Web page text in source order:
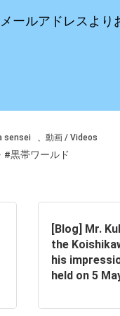
ールアドレスより
sensei 、動画 / Videos
#黒帯ワールド
[Blog] Mr.
the
his
held on 5